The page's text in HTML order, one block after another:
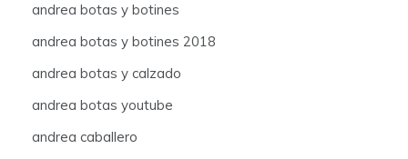
andrea botas y botines
andrea botas y botines 2018
andrea botas y calzado
andrea botas youtube
andrea caballero